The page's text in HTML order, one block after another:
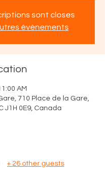
sont closes
événements
AM
710 Place de la Gare,
J1H 0E9, Canada
+ 26 other guests